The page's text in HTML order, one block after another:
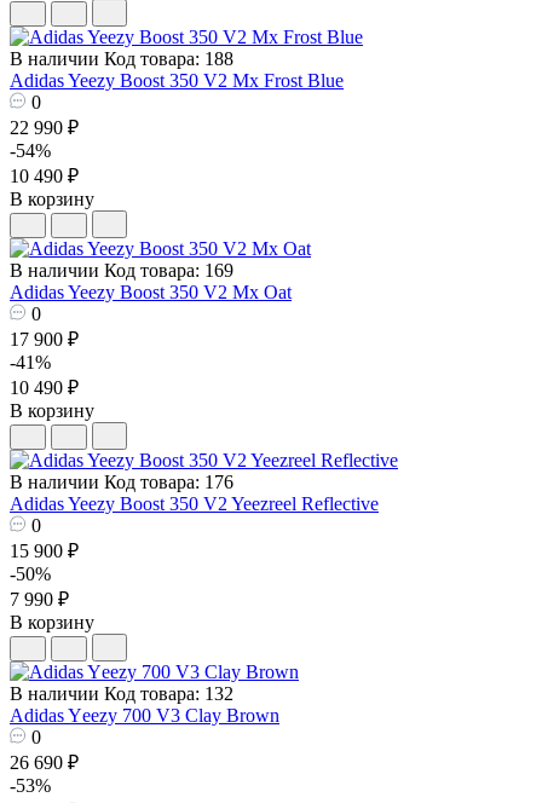
В наличии Код товара: 188
Adidas Yeezy Boost 350 V2 Mx Frost Blue
0
22 990 ₽
-54%
10 490 ₽
В корзину
В наличии Код товара: 169
Adidas Yeezy Boost 350 V2 Mx Oat
0
17 900 ₽
-41%
10 490 ₽
В корзину
В наличии Код товара: 176
Adidas Yeezy Boost 350 V2 Yeezreel Reflective
0
15 900 ₽
-50%
7 990 ₽
В корзину
В наличии Код товара: 132
Adidas Yееzy 700 V3 Clay Brown
0
26 690 ₽
-53%